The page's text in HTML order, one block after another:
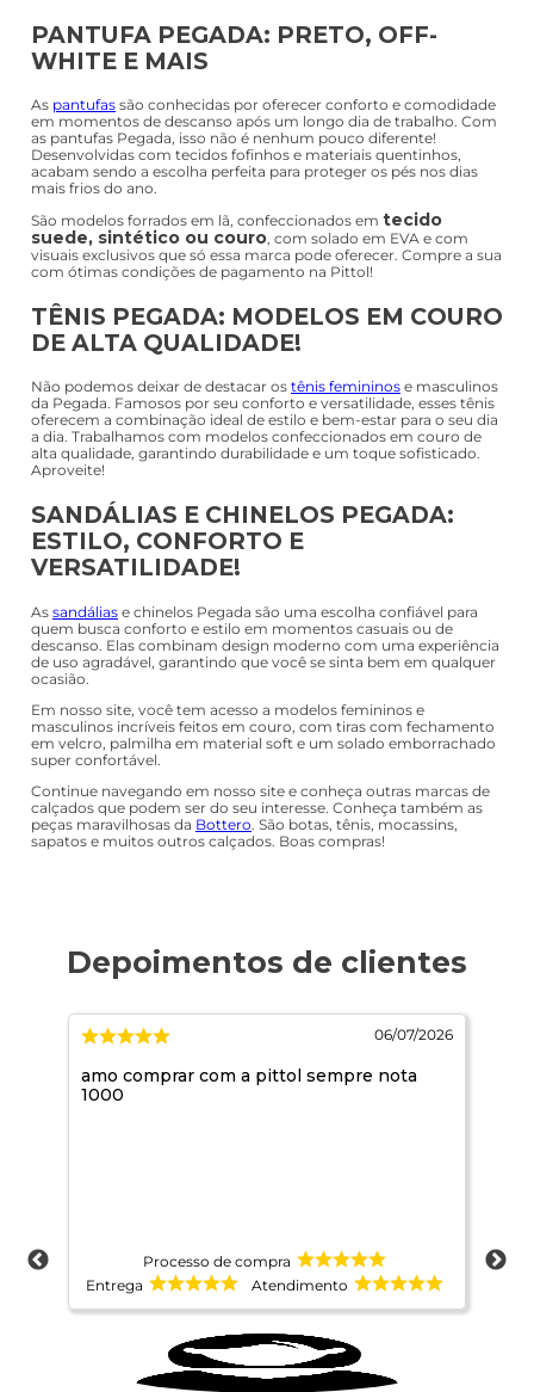
PANTUFA PEGADA: PRETO, OFF-
WHITE E MAIS
As pantufas são conhecidas por oferecer conforto e comodidade
em momentos de descanso após um longo dia de trabalho. Com
as pantufas Pegada, isso não é nenhum pouco diferente!
Desenvolvidas com tecidos fofinhos e materiais quentinhos,
acabam sendo a escolha perfeita para proteger os pés nos dias
mais frios do ano.
São modelos forrados em lã, confeccionados em tecido
suede, sintético ou couro, com solado em EVA e com
visuais exclusivos que só essa marca pode oferecer. Compre a sua
com ótimas condições de pagamento na Pittol!
TÊNIS PEGADA: MODELOS EM COURO
DE ALTA QUALIDADE!
Não podemos deixar de destacar os tênis femininos e masculinos
da Pegada. Famosos por seu conforto e versatilidade, esses tênis
oferecem a combinação ideal de estilo e bem-estar para o seu dia
a dia. Trabalhamos com modelos confeccionados em couro de
alta qualidade, garantindo durabilidade e um toque sofisticado.
Aproveite!
SANDÁLIAS E CHINELOS PEGADA:
ESTILO, CONFORTO E
VERSATILIDADE!
As sandálias e chinelos Pegada são uma escolha confiável para
quem busca conforto e estilo em momentos casuais ou de
descanso. Elas combinam design moderno com uma experiência
de uso agradável, garantindo que você se sinta bem em qualquer
ocasião.
Em nosso site, você tem acesso a modelos femininos e
masculinos incríveis feitos em couro, com tiras com fechamento
em velcro, palmilha em material soft e um solado emborrachado
super confortável.
Continue navegando em nosso site e conheça outras marcas de
calçados que podem ser do seu interesse. Conheça também as
peças maravilhosas da Bottero. São botas, tênis, mocassins,
sapatos e muitos outros calçados. Boas compras!
06/07/2026
amo comprar com a pittol sempre nota
1000
Processo de compra
Entrega
Atendimento